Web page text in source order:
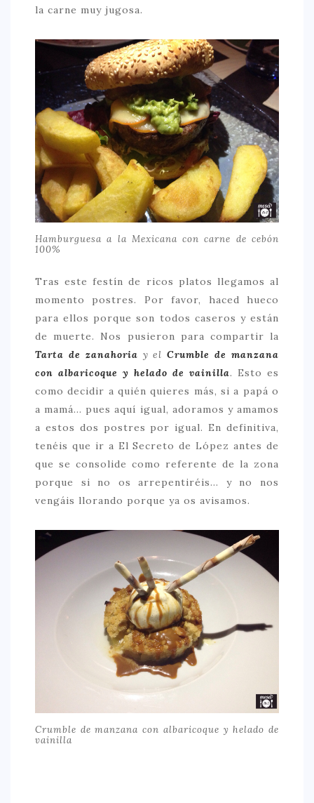
la carne muy jugosa.
Hamburguesa a la Mexicana con carne de cebón
100%
Tras este festín de ricos platos llegamos al
momento postres. Por favor, haced hueco
para ellos porque son todos caseros y están
de muerte. Nos pusieron para compartir la
Tarta de zanahoria y elCrumble de manzana
con albaricoque y helado de vainilla. Esto es
como decidir a quién quieres más, si a papá o
a mamá… pues aquí igual, adoramos y amamos
a estos dos postres por igual. En definitiva,
tenéis que ir a El Secreto de López antes de
que se consolide como referente de la zona
porque si no os arrepentiréis… y no nos
vengáis llorando porque ya os avisamos.
Crumble de manzana con albaricoque y helado de
vainilla